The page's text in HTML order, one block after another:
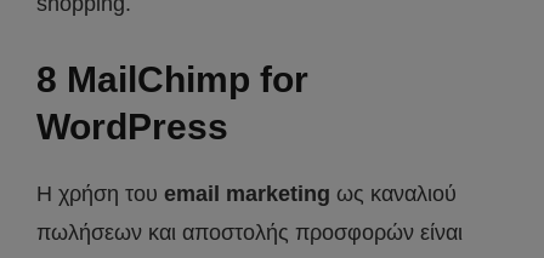
8 MailChimp for
WordPress
Η χρήση του email marketing ως καναλιού
πωλήσεων και αποστολής προσφορών είναι